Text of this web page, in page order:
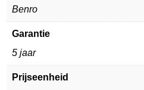
Benro
Garantie
5 jaar
Prijseenheid